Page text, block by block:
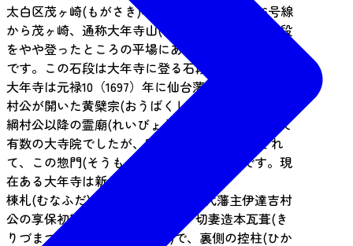
太白区茂ヶ崎(もがさき)4丁目地内、現国道286号線
から茂ヶ崎、通称大年寺山(だいねんじやま)へ石段
をやや登ったところの平場にあるのが大年寺惣門
です。この石段は大年寺に登る石段でした。
大年寺は元禄10（1697）年に仙台藩四代藩主伊達綱
村公が開いた黄檗宗(おうばくしゅう)の禅寺です。
綱村公以降の霊廟(れいびょう)を司る一門格として
有数の大寺院でしたが、明治維新後に取り壊され
て、この惣門(そうもん)が唯一の建築遺構です。現
在ある大年寺は新しいものです。
棟札(むなふだ)によると、創建は五代藩主伊達吉村
公の享保初期頃と考えられます。切妻造本瓦葺(き
りづまづくりほんかわらぶき)で、裏側の控柱(ひか